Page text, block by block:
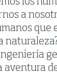
a
que
aventura